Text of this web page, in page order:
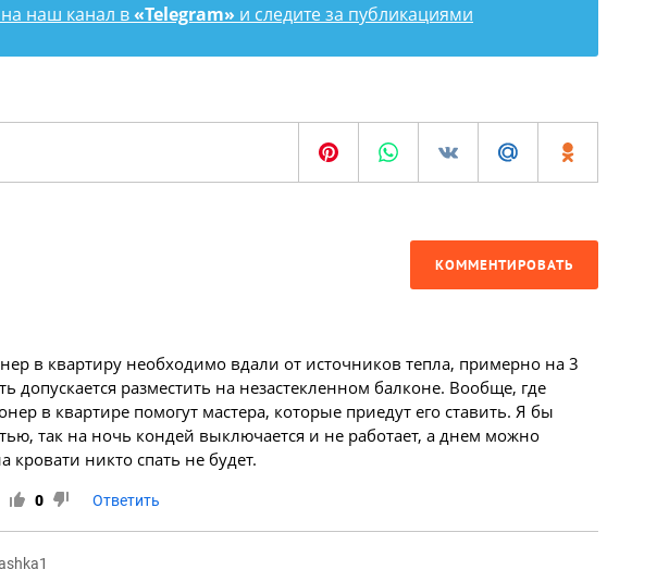
наш канал в«Telegram» и следите за публикациями
КОММЕНТИРОВАТЬ
в квартиру необходимо вдали от источников тепла, примерно на 3
допускается разместить на незастекленном балконе. Вообще, где
в квартире помогут мастера, которые приедут его ставить. Я бы
так на ночь кондей выключается и не работает, а днем можно
кровати никто спать не будет.
0 Ответить